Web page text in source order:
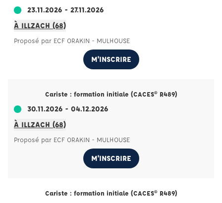
23.11.2026 - 27.11.2026
À ILLZACH (68)
Proposé par ECF ORAKIN - MULHOUSE
M'INSCRIRE
Cariste : formation initiale (CACES® R489)
30.11.2026 - 04.12.2026
À ILLZACH (68)
Proposé par ECF ORAKIN - MULHOUSE
M'INSCRIRE
Cariste : formation initiale (CACES® R489)